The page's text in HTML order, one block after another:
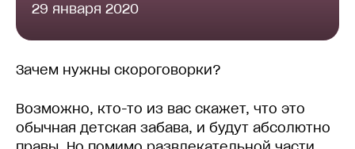
29 января 2020
Зачем нужны скороговорки?
Возможно, кто-то из вас скажет, что это
обычная детская забава, и будут абсолютно